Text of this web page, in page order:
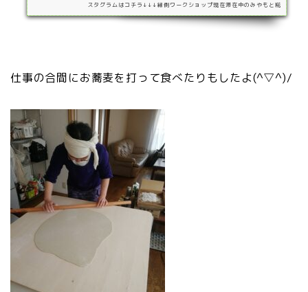
スタグラムはコチラ↓↓↓縁側ワークショップ現在滞在中のみやもと糀
店のシェアハウスの縁側お借りしてつよぽん＆さおりん でワークショ
ップをやらせてもらうことになったよ＼(^o^)／内容は、、、4/18
店に来てみたい人…
仕事の合間にお蕎麦を打って食べたりもしたよ(^▽^)/